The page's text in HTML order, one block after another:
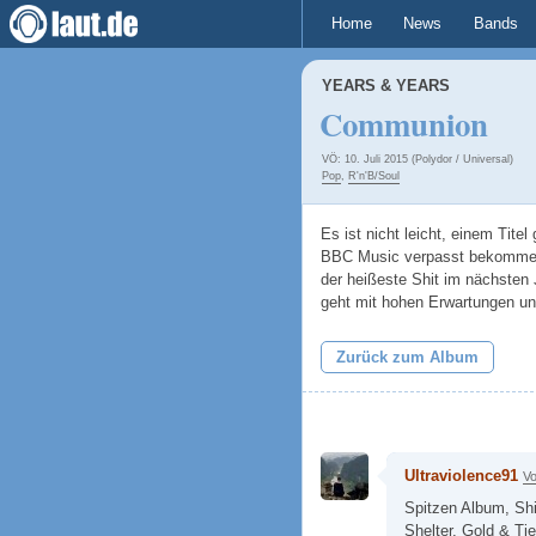
Home News Bands
YEARS & YEARS
Communion
VÖ: 10. Juli 2015 (Polydor / Universal)
Pop, R'n'B/Soul
Es ist nicht leicht, einem Titel
BBC Music verpasst
der heißeste Shit im
geht mit hohen Erwartungen
Zurück zum Album
Ultraviolence91
Spitzen Album,
Shelter, Gold &